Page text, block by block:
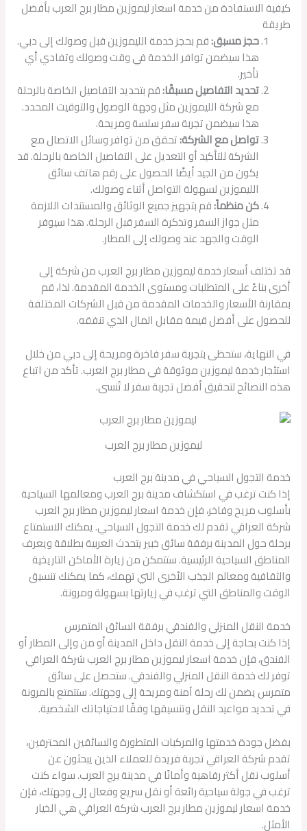
كيفية الاستفادة من خدمة اسعار ليموزين مطار برج العرب بأفضل
طريقة
حجز مسبق:قم بحجز خدمة الليموزين قبل وصولك إلى دبي.
هذا سيضمن توافر الخدمة في وقت وصولك وتفادي أي
تأخير.
تحديد التفاصيل مسبقًا:قم بتحديد التفاصيل الخاصة بالرحلة
مع شركة الليموزين مثل وجهة الوصول والتوقيت المحدد.
هذا سيضمن تجربة سفر سلسة ومريحة.
تواصل مع الشركة:تحقق من توافر وسائل الاتصال مع
الشركة للتأكيد أو التعديل على التفاصيل الخاصة بالرحلة. قد
يكون من الجيد أيضًا الحصول على رقم هاتف سائق
الليموزين لسهولة التواصل أثناء وصولك.
كن منظماً:قم بتجهيز جميع الوثائق والمستندات اللازمة
مثل جواز السفر وتذكرة السفر قبل الرحلة. هذا سيوفر
الوقت والجهد عند وصولك إلى المطار.
قد تختلف أسعار خدمة ليموزين مطار برج العرب من شركة إلى
أخرى بناءً على المتطلبات ومستوى الخدمة المقدمة. لذا، قم
بمقارنة الأسعار والخدمات المقدمة من قبل الشركات المختلفة
للحصول على أفضل قيمة مقابل المال الذي تنفقه.
في النهاية، ستحظى بتجربة سفر فاخرة ومريحة إلى دبي من خلال
استئجار خدمة ليموزين موثوقة في مطار برج العرب. تأكد من اتباع
هذه النصائح لتحقيق أفضل تجربة سفر لا تُنسى.
ليموزين مطار برج العرب
خدمة التجول السياحي في مدينة برج العرب
إذا كنت ترغب في استكشاف مدينة برج العرب ومعالمها السياحية
بأسلوب مريح وفاخر، فإن خدمة اسعار ليموزين مطار برج العرب
شركة العراقي تقدم لك خدمة التجول السياحي. يمكنك الاستمتاع
برحلة حول المدينة برفقة سائق خبير يتحدث العربية بطلاقة ويعرف
المناطق السياحية الرئيسية. ستتمكن من زيارة الأماكن التاريخية
والثقافية ومعالم الجذب الأخرى التي تهمك، كما يمكنك تنسيق
الوقت والمناطق التي ترغب في زيارتها بسهولة ومرونة.
خدمة النقل المنزلي والفندقي برفقة السائق المتمرس
إذا كنت بحاجة إلى خدمة النقل داخل المدينة أو من وإلى المطار أو
الفندق، فإن خدمة اسعار ليموزين مطار برج العرب شركة العراقي
توفر لك خدمة النقل المنزلي والفندقي. ستحصل على سائق
متمرس يضمن لك رحلة آمنة ومريحة إلى وجهتك. ستتمتع بالمرونة
في تحديد مواعيد النقل وتنسيقها وفقًا لاحتياجاتك الشخصية.
بفضل جودة خدمتها والمركبات المتطورة والسائقين المحترفين،
تقدم شركة العراقي تجربة فريدة للعملاء الذين يبحثون عن
أسلوب نقل أكثر رفاهية وأمانًا في مدينة برج العرب. سواء كنت
ترغب في جولة سياحية رائعة أو نقل سريع وفعال إلى وجهتك، فإن
خدمة اسعار ليموزين مطار برج العرب شركة العراقي هي الخيار
الأمثل.